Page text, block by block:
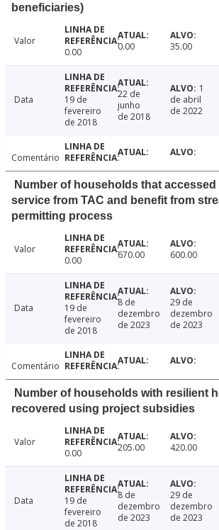
beneficiaries)
Valor
0.00
0.00 35.00
Data
19 de
fevereiro
de 2018
22 de
junho
de 2018
1
de abril
de 2022
Comentário
Number of households that
service from TAC and benefit from
permitting process
Valor
0.00
670.00 600.00
Data
19 de
fevereiro
de 2018
8 de
dezembro
de 2023
29 de
dezembro
de 2023
Comentário
Number of households with resilient
recovered using project subsidies
Valor
0.00
205.00 420.00
Data
19 de
fevereiro
de 2018
8 de
dezembro
de 2023
29 de
dezembro
de 2023